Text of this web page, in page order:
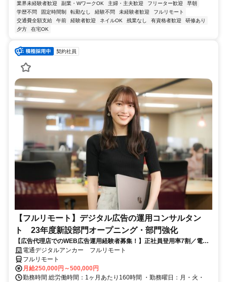
業界未経験者歓迎 副業・WワークOK 主婦・主夫歓迎 フリーター歓迎
早朝
学歴不問
固定時間制 転勤なし 経験不問 未経験者歓迎
フルリモート
交通費全額支給
午前 経験者歓迎 ネイルOK 残業なし 有資格者歓迎
研修あり
夕方
在宅OK
契約社員
【フルリモート】デジタル広告の運用コンサルタン
ト 23年度新設部門オープニング・部門強化
【広告代理店でのWEB広告運用経験者募集！】正社員登用率7割／電通
G／全国×完全在宅／年休126日・土日祝休み／残業月平均4時間19分
電通デジタルアンカー フルリモート
フルリモート
月給250,000円～500,000円
勤務時間 総労働時間：1ヶ月あたり160時間 ・勤務曜日：月・火・